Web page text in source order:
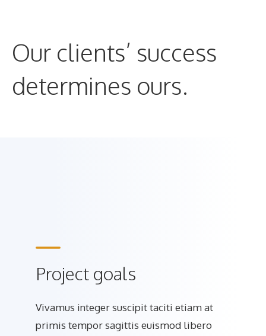
περιεχόμενο
Our clients’ success
determines ours.
Project goals
Vivamus integer suscipit taciti etiam at
primis tempor sagittis euismod libero